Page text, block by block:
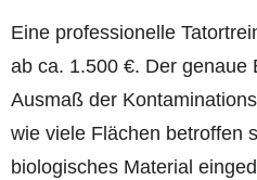
Eine professionelle
ab ca. 1.500 €. Der genaue
Ausmaß der
wie viele Flächen betroffen
biologisches Material